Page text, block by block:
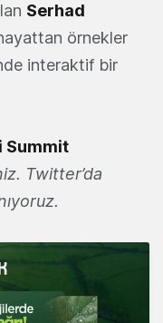
Serhad
örnekler
interaktif bir
Summit
Twitter’da